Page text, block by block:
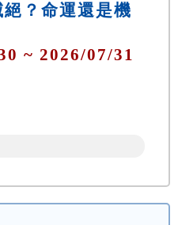
？命運還是機
~ 2026/07/31